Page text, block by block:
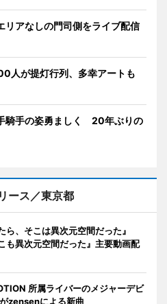
リアなしの門司側をライブ配信
人が提灯行列、多幸アートも
騎手の姿勇ましく 20年ぶりの
ース／東京都
、そこは異次元空間だった』
も異次元空間だった』主要動画配
所属ライバーのメジャーデビ
zensenによる新曲